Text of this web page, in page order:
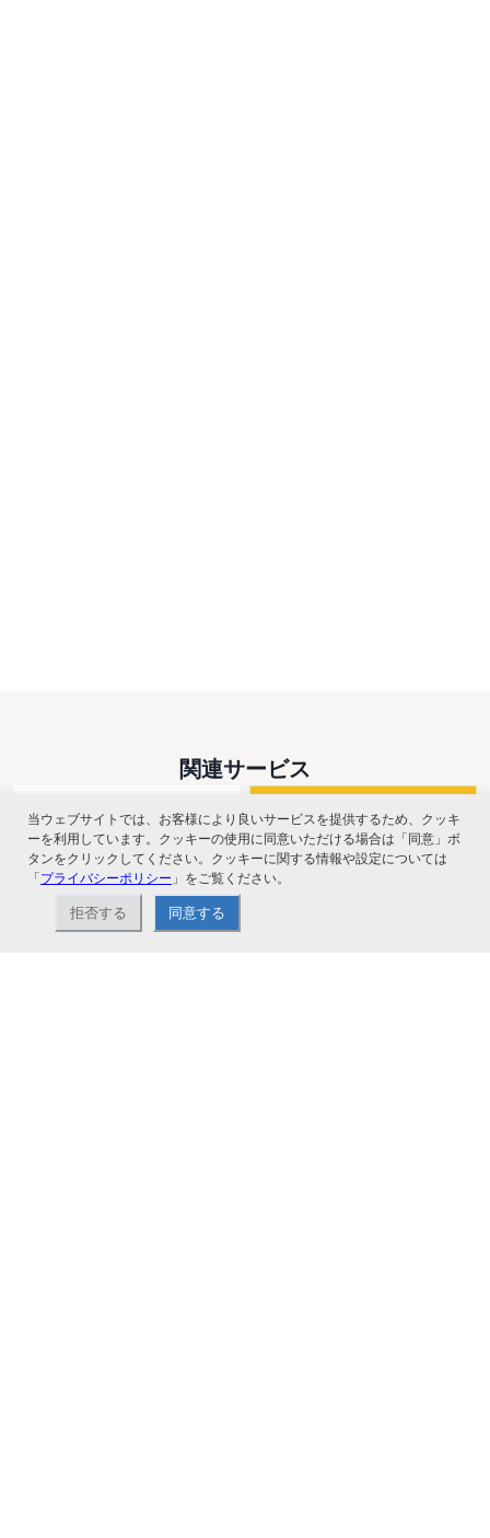
関連サービス
当ウェブサイトでは、お客様により良いサービスを提供するため、クッキ
ーを利用しています。クッキーの使用に同意いただける場合は「同意」ボ
タンをクリックしてください。クッキーに関する情報や設定については
「プライバシーポリシー 」をご覧ください。
拒否する 同意する